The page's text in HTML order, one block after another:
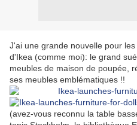
J'ai une grande nouvelle pour
d'Ikea (comme moi): le grand
meubles de maison de poupée,
ses meubles emblématiques !!
(avez-vous reconnu la table